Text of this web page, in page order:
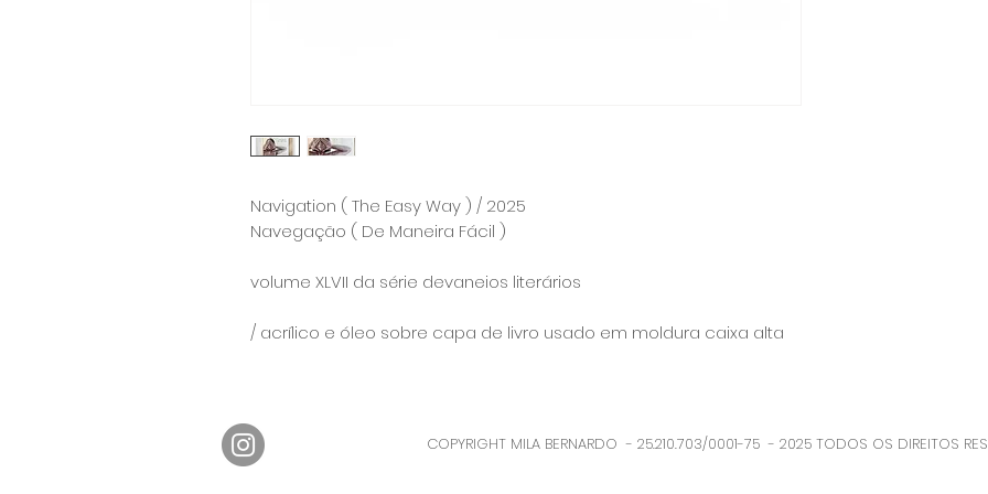
Navigation ( The Easy Way ) / 2025
Navegação ( De Maneira Fácil )
volume XLVII da série devaneios literários
/ acrílico e óleo sobre capa de livro usado em moldura caixa alta
COPYRIGHT MILA BERNARDO - 25.210.703/0001-75 - 2025 TODOS OS DIREITOS